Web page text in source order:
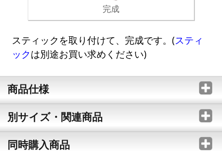
完成
スティックを取り付けて、完成です。(スティ
ックは別途お買い求めください)
商品仕様
別サイズ・関連商品
同時購入商品